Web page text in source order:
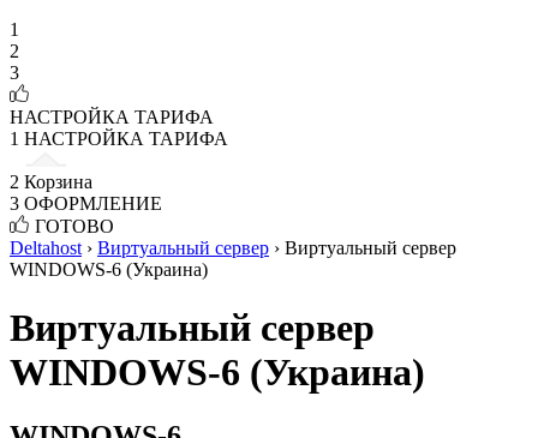
1
2
3
НАСТРОЙКА ТАРИФА
1 НАСТРОЙКА ТАРИФА
2 Корзина
3 ОФОРМЛЕНИЕ
ГОТОВО
Deltahost › Виртуальный сервер › Виртуальный сервер
WINDOWS-6 (Украина)
Виртуальный сервер
WINDOWS-6 (Украина)